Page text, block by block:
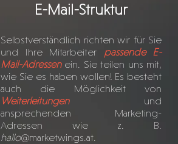
E-Mail-Struktur
Selbstverständlich richten wir für Sie
und Ihre Mitarbeiter passende E-
Mail-Adressenein. Sie teilen uns mit,
wie Sie es haben wollen! Es besteht
auch die Möglichkeit von
Weiterleitungenund
ansprechenden Marketing-
Adressen wie z. B.
hallo@marketwings.at.